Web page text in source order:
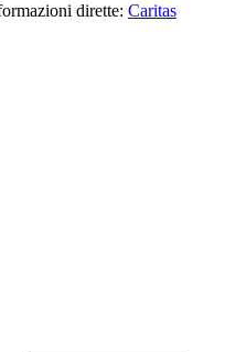
dirette: Caritas